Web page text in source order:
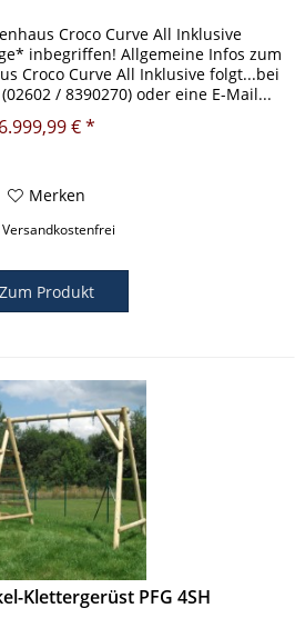
Croco Curve All Inklusive
inbegriffen! Allgemeine Infos zum
Croco Curve All Inklusive folgt...bei
/ 8390270) oder eine E-Mail...
6.999,99 € *
Merken
Versandkostenfrei
Zum Produkt
Klettergerüst PFG 4SH